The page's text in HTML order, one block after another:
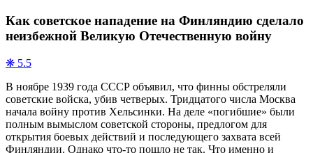
Как советское нападение на Финляндию сделало
неизбежной Великую Отечественную войну
❋ 5.5
В ноябре 1939 года СССР объявил, что финны обстреляли
советские войска, убив четверых. Тридцатого числа Москва
начала войну против Хельсинки. На деле «погибшие» были
полным вымыслом советской стороны, предлогом для
открытия боевых действий и последующего захвата всей
Финляндии. Однако что-то пошло не так. Что именно и